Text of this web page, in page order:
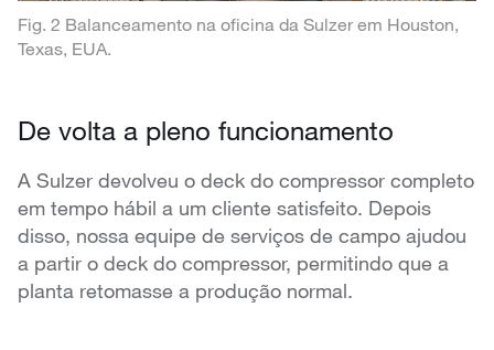
Fig. 2 Balanceamento na oficina da Sulzer em Houston,
Texas, EUA.
De volta a pleno funcionamento
A Sulzer devolveu o deck do compressor completo
em tempo hábil a um cliente satisfeito. Depois
disso, nossa equipe de serviços de campo ajudou
a partir o deck do compressor, permitindo que a
planta retomasse a produção normal.